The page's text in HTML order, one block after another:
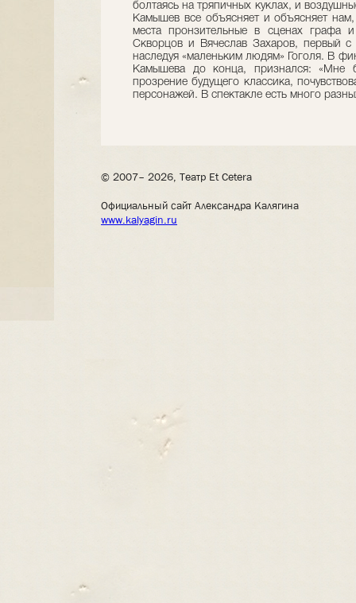
болтаясь на тряпичных куклах, и
Камышев все объясняет и объясняет
места пронзительные в сценах графа
Скворцов и Вячеслав Захаров, первый
наследуя «маленьким людям» Гоголя. В
Камышева до конца, признался:
прозрение будущего классика,
персонажей. В спектакле есть много
© 2007– 2026, Театр Et Cetera
Официальный сайт Александра Калягина
www.kalyagin.ru